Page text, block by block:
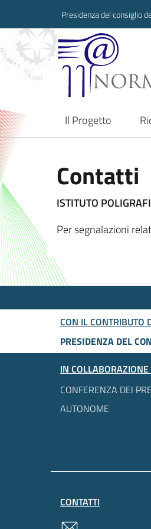
Presidenza del consiglio
Il Progetto
current
Contatti
ISTITUTO
Per segnalazioni
CON IL CONTRIBUTO
PRESIDENZA DEL
IN COLLABORAZIONE
CONFERENZA DEI
AUTONOME
CONTATTI